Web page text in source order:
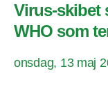
Virus-skibet
WHO som
onsdag, 13 maj